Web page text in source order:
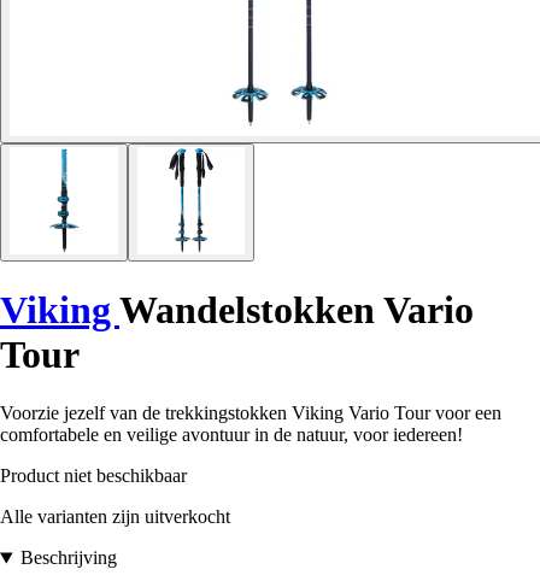
Viking Wandelstokken Vario
Tour
Voorzie jezelf van de trekkingstokken Viking Vario Tour voor een
comfortabele en veilige avontuur in de natuur, voor iedereen!
Product niet beschikbaar
Alle varianten zijn uitverkocht
Beschrijving